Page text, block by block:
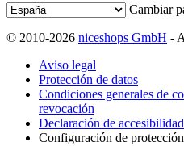
Cambiar
© 2010-2026 niceshops GmbH -
Aviso legal
Protección de datos
Condiciones generales de
revocación
Declaración de accesibilidad
Configuración de